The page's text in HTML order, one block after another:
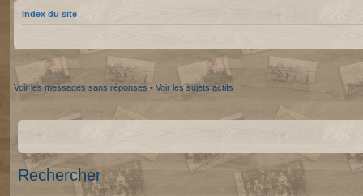
Index du site
Voir les messages sans réponses • Voir les sujets actifs
Rechercher